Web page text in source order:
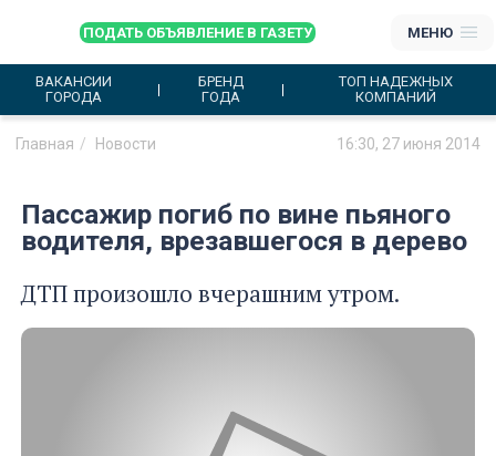
ПОДАТЬ ОБЪЯВЛЕНИЕ В ГАЗЕТУ МЕНЮ
ВАКАНСИИ
ГОРОДА
БРЕНД
ГОДА
ТОП НАДЕЖНЫХ
КОМПАНИЙ
Главная Новости 16:30, 27 июня 2014
Пассажир погиб по вине пьяного
водителя, врезавшегося в дерево
ДТП произошло вчерашним утром.